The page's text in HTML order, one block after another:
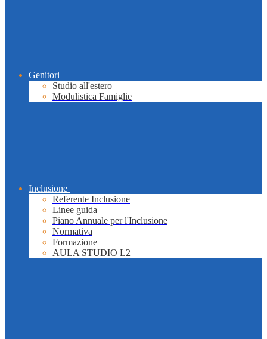
Genitori
Studio all'estero
Modulistica Famiglie
Inclusione
Referente Inclusione
Linee guida
Piano Annuale per l'Inclusione
Normativa
Formazione
AULA STUDIO L2